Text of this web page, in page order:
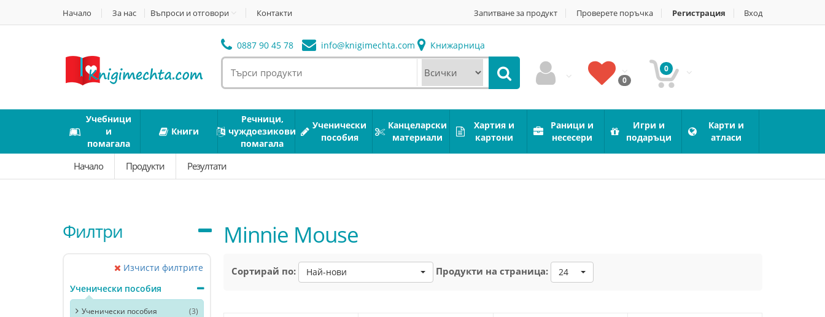
Начало За нас Въпроси и отговори Контакти Запитване за продукт Проверете поръчка Регистрация Вход
0887 90 45 78 info@knigimechta.com Книжарница
0
0
Учебници
и
помагала
Книги
Речници,
чуждоезикови
помагала
Ученически
пособия
Канцеларски
материали
Хартия и
картони
Раници и
несесери
Игри и
подаръци
Карти и
атласи
Начало Продукти Резултати
Филтри
Изчисти филтрите
Ученически пособия
Ученически пособия
(3)
Minnie Mouse
Сортирай по: Най-нови Продукти на страница: 24